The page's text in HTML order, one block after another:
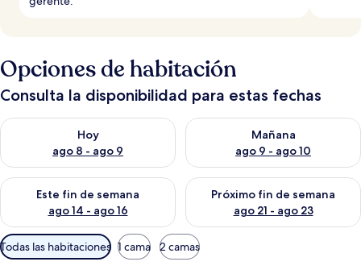
Opciones de habitación
Consulta la disponibilidad para estas fechas
Hoy
ago 8 - ago 9
Consulta la disponibilidad para hoy ago 8 - ago 9
Mañana
ago 9 - ago 10
Consulta la disponibilidad
Este fin de semana
ago 14 - ago 16
Consulta la disponibilidad para este fin de semana ago 14 -
Próximo fin de semana
ago 21 - ago 23
Consulta la disponibilidad
Filtros
disponibles
Todas las habitaciones 1 cama 2 camas